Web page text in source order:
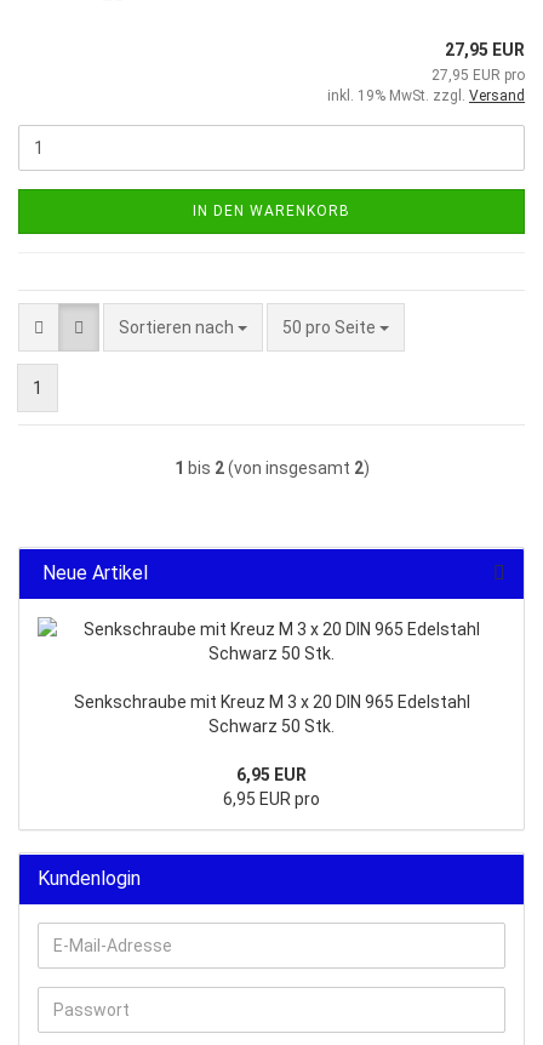
27,95 EUR
27,95 EUR pro
inkl. 19% MwSt. zzgl. Versand
IN DEN WARENKORB
Sortieren nach
Sortieren nach 50 pro Seite
pro Seite
1
1 bis 2(von insgesamt 2)
Neue Artikel
Senkschraube mit Kreuz M 3 x 20 DIN 965 Edelstahl
Schwarz 50 Stk.
6,95 EUR
6,95 EUR pro
Kundenlogin
E-
Mail-
Adresse
Passwort